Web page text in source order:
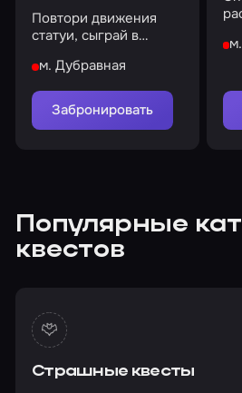
Повтори движения
статуи, сыграй в
попробуй сахарные соты
м. Дубравная
Забронировать
Популярные
квестов
Страшные квесты